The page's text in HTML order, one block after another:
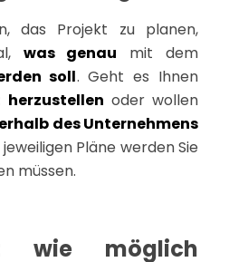
das Projekt zu planen,
was genau mit dem
soll. Geht es Ihnen
herzustellen oder wollen
des Unternehmens
jeweiligen Pläne werden Sie
müssen.
wie möglich